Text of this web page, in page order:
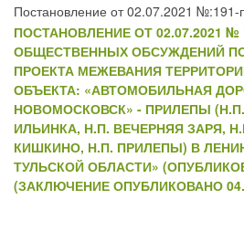
Постановление от 02.07.2021 №:191-
ПОСТАНОВЛЕНИЕ ОТ 02.07.2021
ОБЩЕСТВЕННЫХ ОБСУЖДЕНИЙ
ПРОЕКТА МЕЖЕВАНИЯ
ОБЪЕКТА: «АВТОМОБИЛЬНАЯ
НОВОМОСКОВСК» - ПРИЛЕПЫ
ИЛЬИНКА, Н.П. ВЕЧЕРНЯЯ ЗАРЯ,
КИШКИНО, Н.П. ПРИЛЕПЫ) В
ТУЛЬСКОЙ ОБЛАСТИ»
(ЗАКЛЮЧЕНИЕ ОПУБЛИКОВАНО